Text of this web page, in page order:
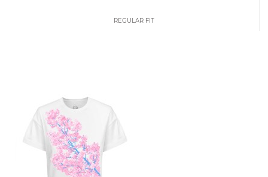
REGULAR FIT